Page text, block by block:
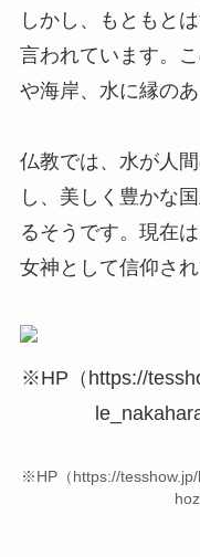
しかし、もともと
言われています。
や海岸、水に縁の
仏教では、水が人
し、美しく豊かな
るそうです。現在は
女神として信仰され
※HP（https://tesshow.jp/